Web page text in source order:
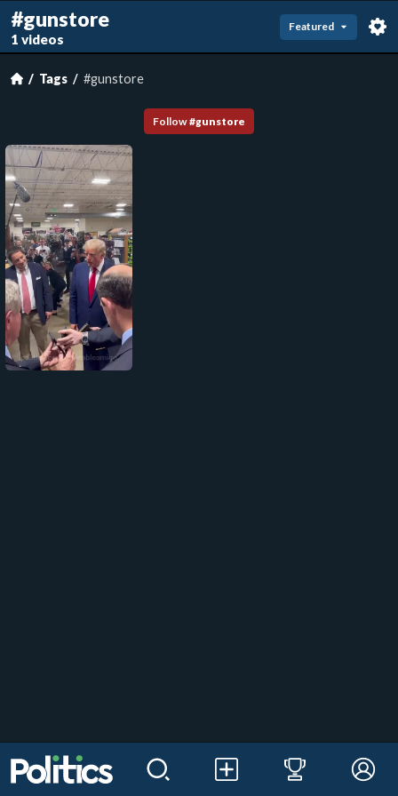
#gunstore
1 videos
Featured
Tags #gunstore
Follow #gunstore